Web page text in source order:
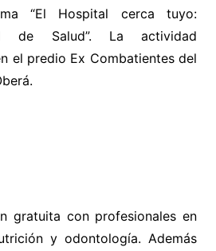
“El Hospital cerca tuyo:
de Salud”. La actividad
el predio Ex Combatientes del
gratuita con profesionales en
y odontología. Además